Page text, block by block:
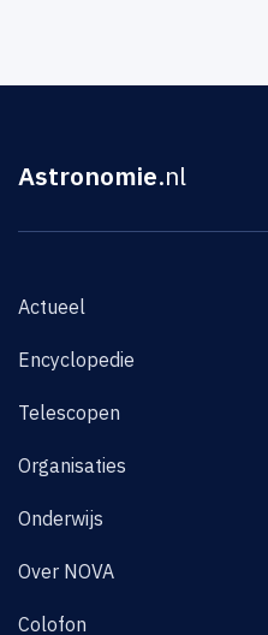
Astronomie.nl
Actueel
Encyclopedie
Telescopen
Organisaties
Onderwijs
Over NOVA
Colofon